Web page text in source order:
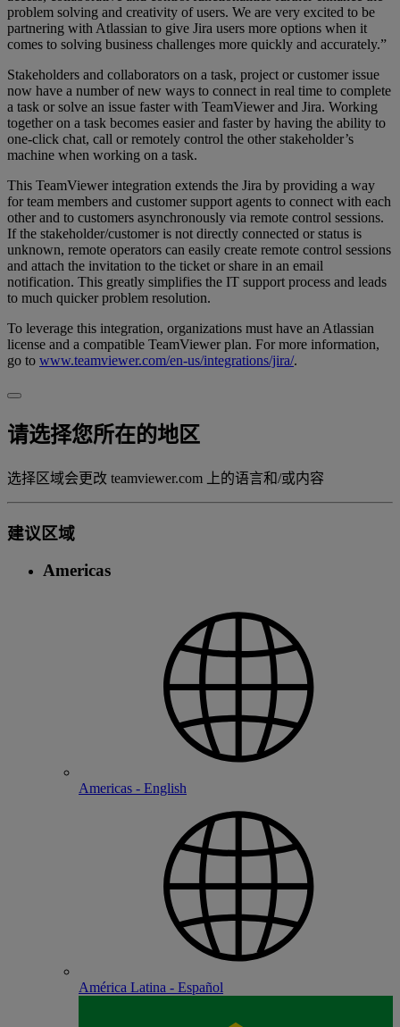
problem solving and creativity of users. We are very excited to be
partnering with Atlassian to give Jira users more options when it
comes to solving business challenges more quickly and accurately.”
Stakeholders and collaborators on a task, project or customer issue
now have a number of new ways to connect in real time to complete
a task or solve an issue faster with TeamViewer and Jira. Working
together on a task becomes easier and faster by having the ability to
one-click chat, call or remotely control the other stakeholder’s
machine when working on a task.
This TeamViewer integration extends the Jira by providing a way
for team members and customer support agents to connect with each
other and to customers asynchronously via remote control sessions.
If the stakeholder/customer is not directly connected or status is
unknown, remote operators can easily create remote control sessions
and attach the invitation to the ticket or share in an email
notification. This greatly simplifies the IT support process and leads
to much quicker problem resolution.
To leverage this integration, organizations must have an Atlassian
license and a compatible TeamViewer plan. For more information,
go to www.teamviewer.com/en-us/integrations/jira/.
请选择您所在的地区
选择区域会更改 teamviewer.com 上的语言和/或内容
建议区域
Americas
Americas - English
América Latina - Español